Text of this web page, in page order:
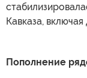
Кавказа,
Пополнение